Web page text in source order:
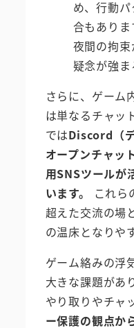
め、行動
合もあり
夜間の拘
疑念が強ま
さらに、ゲーム
は単なるチャッ
ではDiscord（
オープンチャッ
用SNSツールが
います。
これら
超えた交流の場
の温床となりや
ゲーム絡みの浮
大きな課題があ
やり取りやチャ
ー保護の観点か